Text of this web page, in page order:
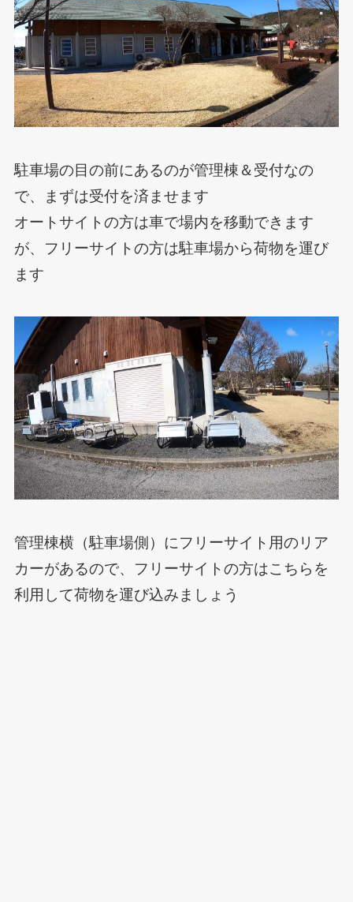
駐車場の目の前にあるのが管理棟＆受付なの
で、まずは受付を済ませます
オートサイトの方は車で場内を移動できます
が、フリーサイトの方は駐車場から荷物を運び
ます
管理棟横（駐車場側）にフリーサイト用のリア
カーがあるので、フリーサイトの方はこちらを
利用して荷物を運び込みましょう